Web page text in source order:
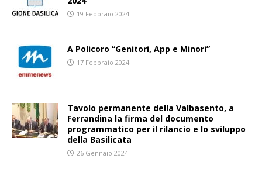
19 Febbraio 2024
A Policoro “Genitori, App e Minori”
17 Febbraio 2024
Tavolo permanente della Valbasento, a
Ferrandina la firma del documento
programmatico per il rilancio e lo sviluppo
della Basilicata
26 Gennaio 2024